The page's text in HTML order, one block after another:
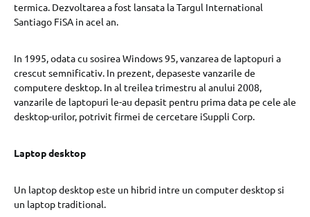
termica. Dezvoltarea a fost lansata la Targul International
Santiago FiSA in acel an.
In 1995, odata cu sosirea Windows 95, vanzarea de laptopuri a
crescut semnificativ. In prezent, depaseste vanzarile de
computere desktop. In al treilea trimestru al anului 2008,
vanzarile de laptopuri le-au depasit pentru prima data pe cele ale
desktop-urilor, potrivit firmei de cercetare iSuppli Corp.
Laptop desktop
Un laptop desktop este un hibrid intre un computer desktop si
un laptop traditional.